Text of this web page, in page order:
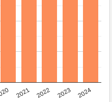
2021 2022 2023 2024